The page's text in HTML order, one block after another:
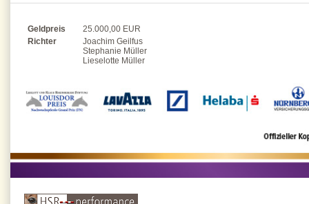
Geldpreis
25.000,00 EUR
Richter
Joachim Geilfus
Stephanie Müller
Lieselotte Müller